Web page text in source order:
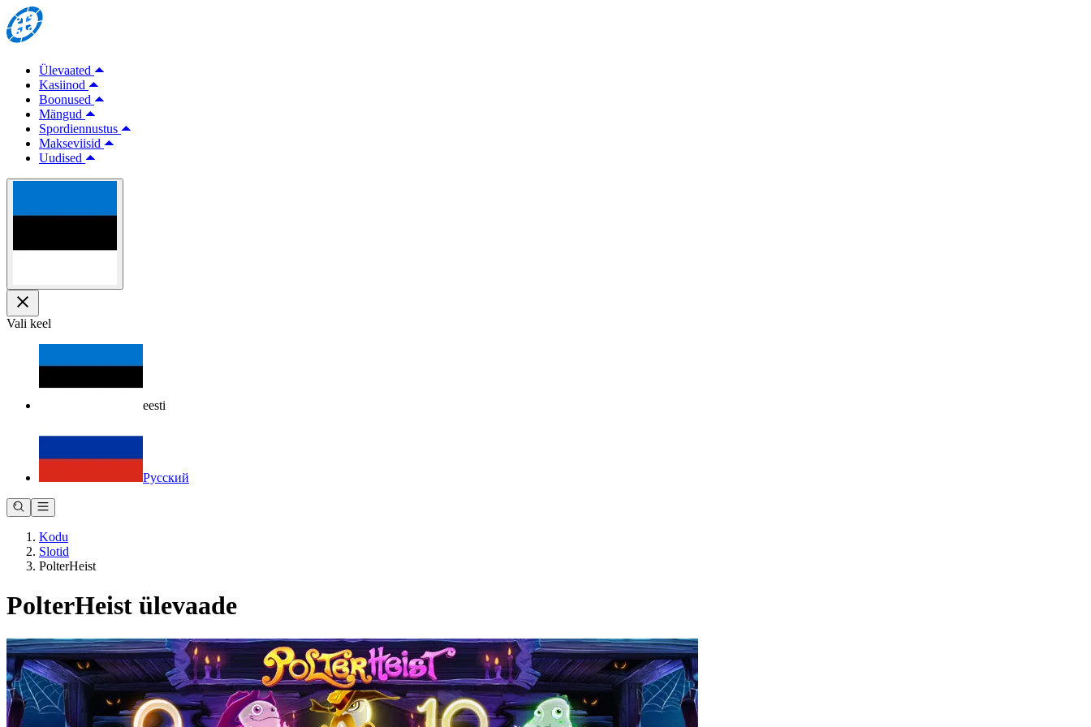
Ülevaated
Kasiinod
Boonused
Mängud
Spordiennustus
Makseviisid
Uudised
Vali keel
eesti
Русский
Kodu
Slotid
PolterHeist
PolterHeist ülevaade